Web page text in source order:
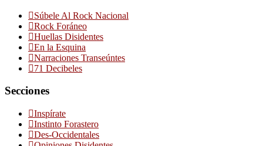
Súbele Al Rock Nacional
Rock Foráneo
Huellas Disidentes
En la Esquina
Narraciones Transeúntes
71 Decibeles
Secciones
Inspírate
Instinto Forastero
Des-Occidentales